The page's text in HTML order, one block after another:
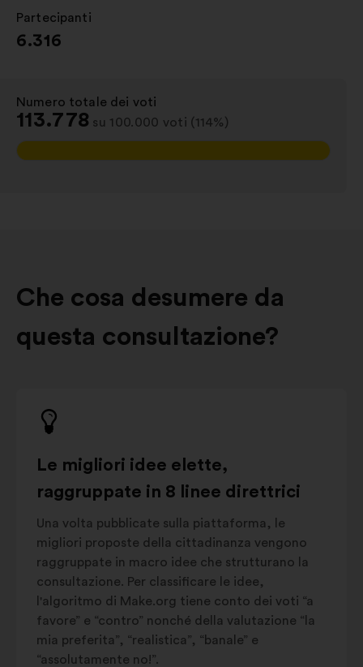
Partecipanti
:
6.316
Numero totale dei voti
:
113.778 su 100.000 voti (114%)
Che cosa desumere da
questa consultazione?
Le migliori idee elette,
raggruppate in 8 linee direttrici
Una volta pubblicate sulla piattaforma, le
migliori proposte della cittadinanza vengono
raggruppate in macro idee che strutturano la
consultazione. Per classificare le idee,
l'algoritmo di Make.org tiene conto dei voti “a
favore” e “contro” nonché della valutazione “la
mia preferita”, “realistica”, “banale” e
“assolutamente no!”.